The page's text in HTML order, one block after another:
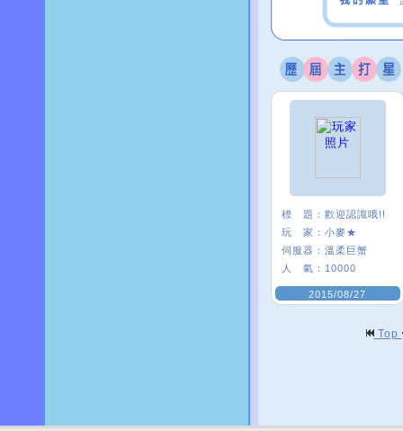
標 題： 歡迎認識哦!!
玩 家： 小麥★
伺服器： 溫柔巨蟹
人 氣： 10000
2015/08/27
Top